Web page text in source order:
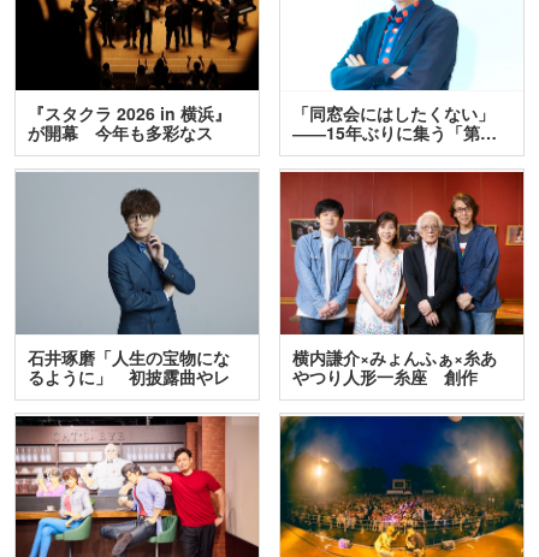
『スタクラ 2026 in 横浜』
が開幕 今年も多彩なス
テ…
「同窓会にはしたくない」
――15年ぶりに集う「第…
石井琢磨「人生の宝物にな
るように」 初披露曲やレ
ア…
横内謙介×みょんふぁ×糸あ
やつり人形一糸座 創作
人…